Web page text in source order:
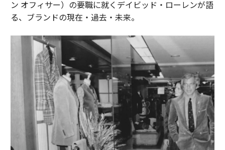
ン オフィサー）の要職に就くデイビッド・ローレンが語
る、ブランドの現在・過去・未来。